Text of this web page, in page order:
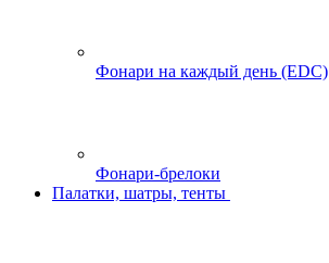
Фонари на каждый день (EDC)
Фонари-брелоки
Палатки, шатры, тенты